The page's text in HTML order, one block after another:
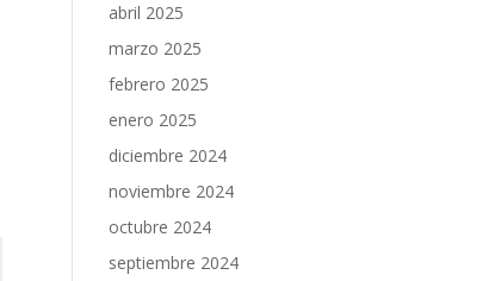
abril 2025
marzo 2025
febrero 2025
enero 2025
diciembre 2024
noviembre 2024
octubre 2024
septiembre 2024